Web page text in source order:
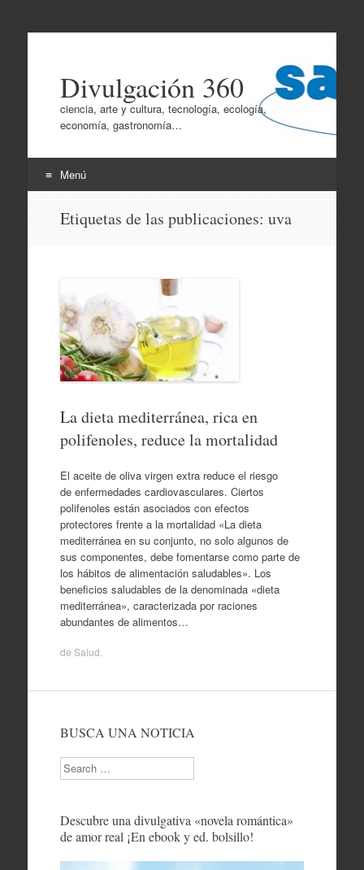
Divulgación 360
ciencia, arte y cultura, tecnología, ecología,
economía, gastronomía…
Menú
Etiquetas de las publicaciones: uva
La dieta mediterránea, rica en
polifenoles, reduce la mortalidad
El aceite de oliva virgen extra reduce el riesgo
de enfermedades cardiovasculares. Ciertos
polifenoles están asociados con efectos
protectores frente a la mortalidad «La dieta
mediterránea en su conjunto, no solo algunos de
sus componentes, debe fomentarse como parte de
los hábitos de alimentación saludables». Los
beneficios saludables de la denominada «dieta
mediterránea», caracterizada por raciones
abundantes de alimentos…
de Salud
BUSCA UNA NOTICIA
Search
Descubre una divulgativa «novela romántica»
de amor real ¡En ebook y ed. bolsillo!